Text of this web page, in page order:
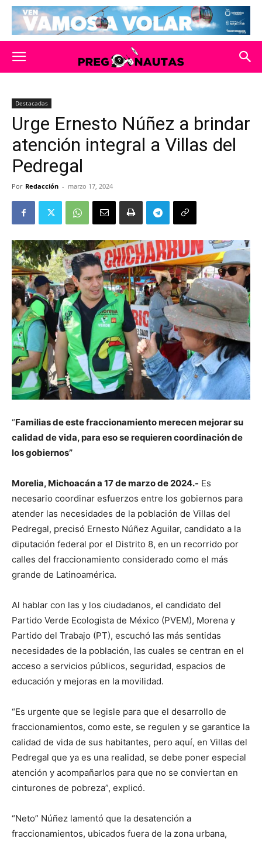
Destacadas
Urge Ernesto Núñez a brindar
atención integral a Villas del
Pedregal
Por Redacción - marzo 17, 2024
“Familias de este fraccionamiento merecen mejorar su
calidad de vida, para eso se requieren coordinación de
los gobiernos”
Morelia, Michoacán a 17 de marzo de 2024.- Es
necesario coordinar esfuerzos entre los gobiernos para
atender las necesidades de la población de Villas del
Pedregal, precisó Ernesto Núñez Aguilar, candidato a la
diputación federal por el Distrito 8, en un recorrido por
calles del fraccionamiento considerado como el más
grande de Latinoamérica.
Al hablar con las y los ciudadanos, el candidato del
Partido Verde Ecologista de México (PVEM), Morena y
Partido del Trabajo (PT), escuchó las más sentidas
necesidades de la población, las cuales se centran en el
acceso a servicios públicos, seguridad, espacios de
educación y mejoras en la movilidad.
“Es urgente que se legisle para que el desarrollo de
fraccionamientos, como este, se regulen y se garantice la
calidad de vida de sus habitantes, pero aquí, en Villas del
Pedregal que ya es una realidad, se debe poner especial
atención y acompañarlos para que no se conviertan en
cinturones de pobreza”, explicó.
“Neto” Núñez lamentó que la desatención a
fraccionamientos, ubicados fuera de la zona urbana,